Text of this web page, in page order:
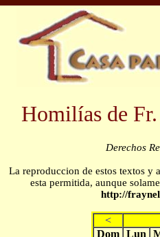
Homilías de
Derechos
La reproduccion de estos textos y
esta permitida, aunque
http://
<
Dom Lun